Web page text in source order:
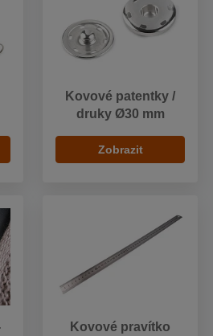
Kovové patentky /
druky Ø30 mm
Zobrazit
Kovové pravítko